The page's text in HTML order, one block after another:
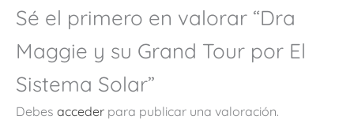
Sé el primero en valorar “Dra
Maggie y su Grand Tour por El
Sistema Solar”
Debes acceder para publicar una valoración.